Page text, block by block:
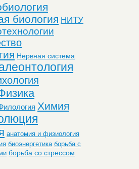
биология НИТУ
Нервная система
Химия
анатомия и физиология
биоэнергетика борьба с
борьба со стрессом